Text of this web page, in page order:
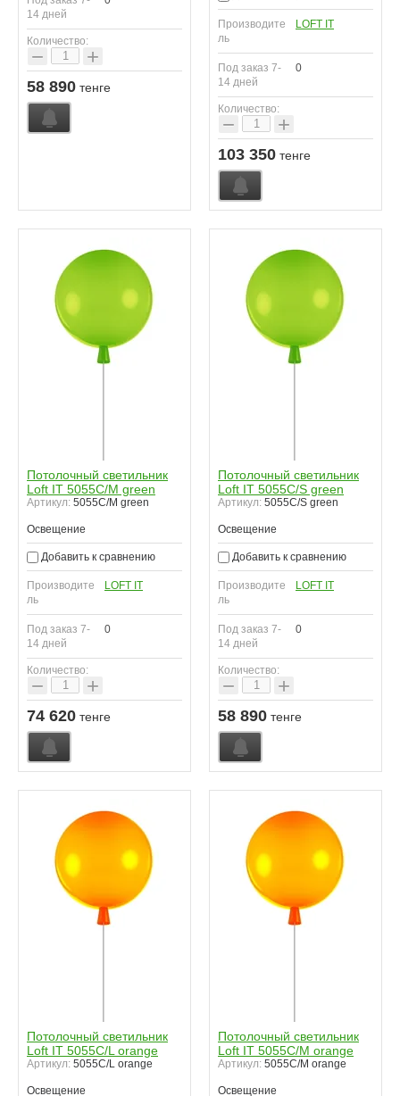
14 дней
Количество:
− +
58 890 тенге
Производите
ль
LOFT IT
Под заказ 7-
14 дней
0
Количество:
− +
103 350 тенге
Потолочный светильник
Loft IT 5055C/M green
Артикул: 5055C/M green
Освещение
Добавить к сравнению
Производите
ль
LOFT IT
Под заказ 7-
14 дней
0
Количество:
− +
74 620 тенге
Потолочный светильник
Loft IT 5055C/S green
Артикул: 5055C/S green
Освещение
Добавить к сравнению
Производите
ль
LOFT IT
Под заказ 7-
14 дней
0
Количество:
− +
58 890 тенге
Потолочный светильник
Loft IT 5055C/L orange
Артикул: 5055C/L orange
Освещение
Потолочный светильник
Loft IT 5055C/M orange
Артикул: 5055C/M orange
Освещение